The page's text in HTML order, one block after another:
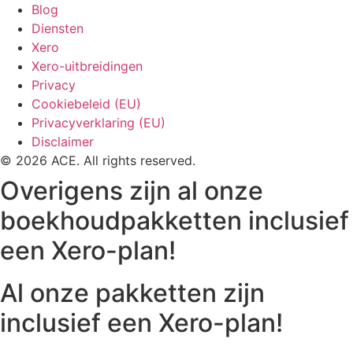
Blog
Diensten
Xero
Xero-uitbreidingen
Privacy
Cookiebeleid (EU)
Privacyverklaring (EU)
Disclaimer
© 2026 ACE. All rights reserved.
Overigens zijn al onze
boekhoudpakketten inclusief
een Xero-plan!
Al onze pakketten zijn
inclusief een Xero-plan!